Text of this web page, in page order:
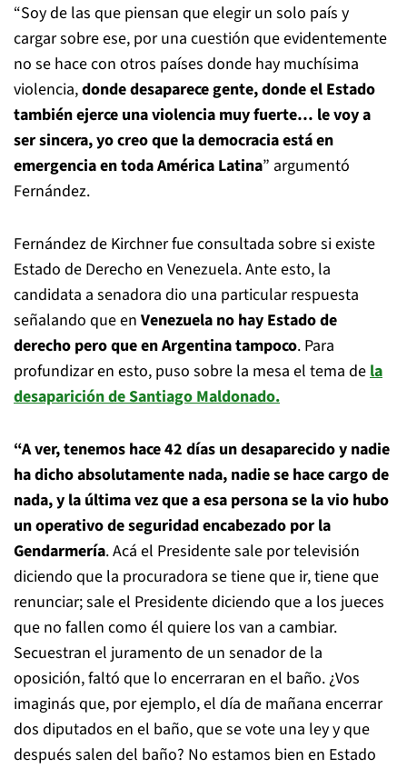
“Soy de las que piensan que elegir un solo país y
cargar sobre ese, por una cuestión que evidentemente
no se hace con otros países donde hay muchísima
violencia,donde desaparece gente, donde el Estado
también ejerce una violencia muy fuerte… le voy a
ser sincera, yo creo que la democracia está en
emergencia en toda América Latina” argumentó
Fernández.
Fernández de Kirchner fue consultada sobre si existe
Estado de Derecho en Venezuela. Ante esto, la
candidata a senadora dio una particular respuesta
señalando que en Venezuela no hay Estado de
derecho pero que en Argentina tampoco. Para
profundizar en esto, puso sobre la mesa el tema dela
desaparición de Santiago Maldonado.
“A ver, tenemos hace 42 días un desaparecido y nadie
ha dicho absolutamente nada, nadie se hace cargo de
nada, y la última vez que a esa persona se la vio hubo
un operativo de seguridad encabezado por la
Gendarmería. Acá el Presidente sale por televisión
diciendo que la procuradora se tiene que ir, tiene que
renunciar; sale el Presidente diciendo que a los jueces
que no fallen como él quiere los van a cambiar.
Secuestran el juramento de un senador de la
oposición, faltó que lo encerraran en el baño. ¿Vos
imaginás que, por ejemplo, el día de mañana encerrar
dos diputados en el baño, que se vote una ley y que
después salen del baño? No estamos bien en Estado